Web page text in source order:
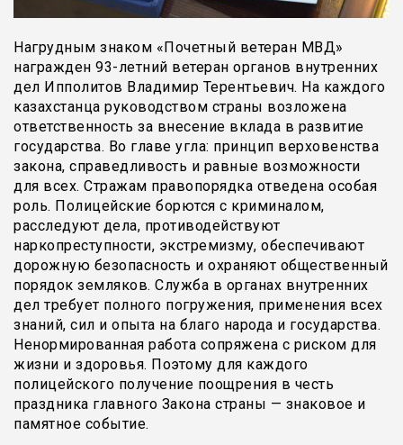
Нагрудным знаком «Почетный ветеран МВД»
награжден 93-летний ветеран органов внутренних
дел Ипполитов Владимир Терентьевич. На каждого
казахстанца руководством страны возложена
ответственность за внесение вклада в развитие
государства. Во главе угла: принцип верховенства
закона, справедливость и равные возможности
для всех. Стражам правопорядка отведена особая
роль. Полицейские борются с криминалом,
расследуют дела, противодействуют
наркопреступности, экстремизму, обеспечивают
дорожную безопасность и охраняют общественный
порядок земляков. Служба в органах внутренних
дел требует полного погружения, применения всех
знаний, сил и опыта на благо народа и государства.
Ненормированная работа сопряжена с риском для
жизни и здоровья. Поэтому для каждого
полицейского получение поощрения в честь
праздника главного Закона страны — знаковое и
памятное событие.